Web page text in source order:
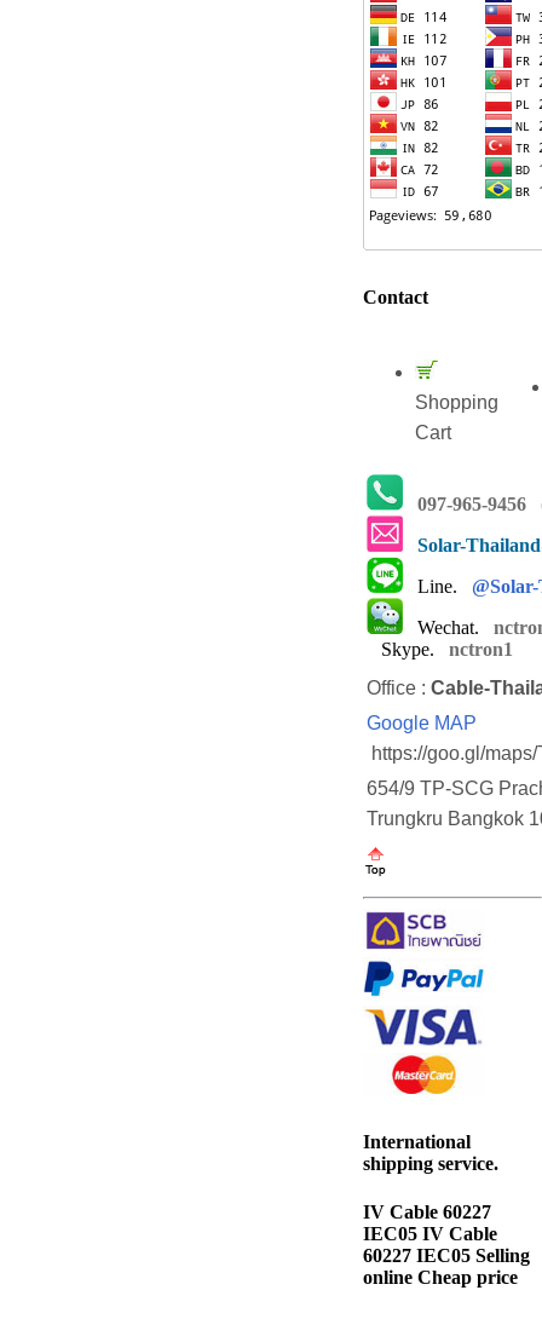
Contact
Shopping
Cart
097-965-9456
Solar-
Line.
Wechat.
Skype. nctron1
Office : Cable-
Google MAP
https://goo.gl/
654/9 TP-SCG
Trungkru Bangkok
International
shipping service.
IV Cable 60227
IEC05 IV Cable
60227 IEC05 Selling
online Cheap price